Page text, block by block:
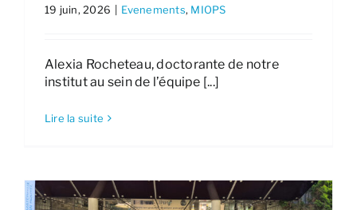
19 juin, 2026 Evenements, MIOPS
Alexia Rocheteau, doctorante de notre
institut au sein de l’équipe [...]
Lire la suite